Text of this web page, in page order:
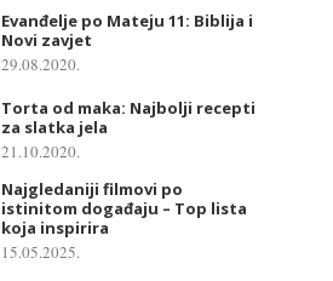
Evanđelje po Mateju 11: Biblija i
Novi zavjet
29.08.2020.
Torta od maka: Najbolji recepti
za slatka jela
21.10.2020.
Najgledaniji filmovi po
istinitom događaju – Top lista
koja inspirira
15.05.2025.